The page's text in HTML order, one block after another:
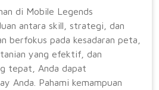
di Mobile Legends
antara skill, strategi, dan
berfokus pada kesadaran peta,
yang efektif, dan
tepat, Anda dapat
Anda. Pahami kemampuan